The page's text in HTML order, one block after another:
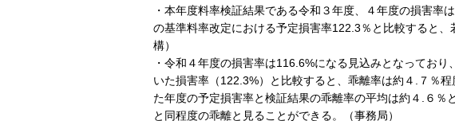
・本年度料率検証結果である令和３年度、４年度の損害率
の基準料率改定における予定損害率122.3％と比較すると
構）
・令和４年度の損害率は116.6%になる見込みとなってお
いた損害率（122.3%）と比較すると、乖離率は約４.７％
た年度の予定損害率と検証結果の乖離率の平均は約４.６
と同程度の乖離と見ることができる。（事務局）